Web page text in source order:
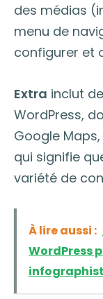
des médias
menu de
configurer et
Extra inclut
WordPress,
Google
qui signifie
variété de
À lire aussi :
WordPress